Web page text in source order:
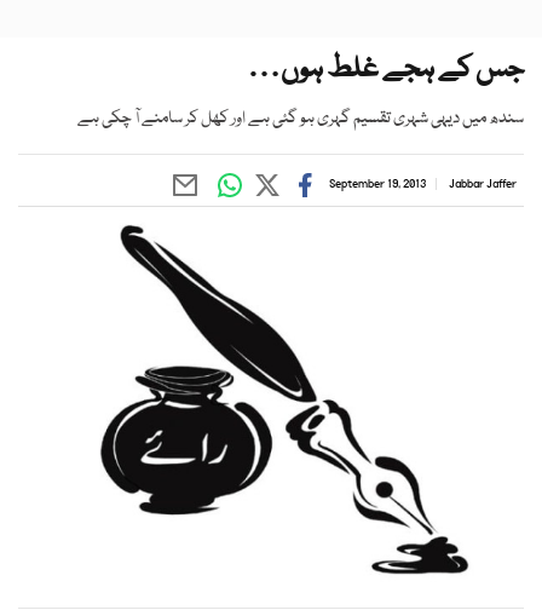
جس کے ہجے غلط ہوں…
سندھ میں دیہی شہری تقسیم گہری ہو گئی ہے اور کھل کر سامنے آ چکی ہے
Jabbar Jaffer
September 19, 2013